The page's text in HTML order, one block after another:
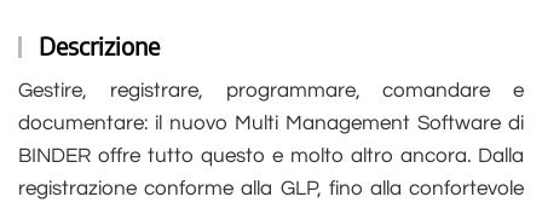
Descrizione
Gestire, registrare, programmare, comandare e
documentare: il nuovo Multi Management Software di
BINDER offre tutto questo e molto altro ancora. Dalla
registrazione conforme alla GLP, fino alla confortevole